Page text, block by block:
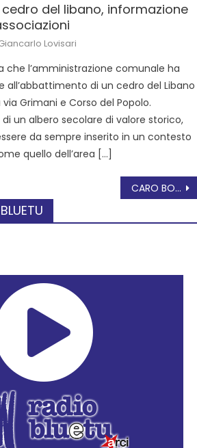
del libano, informazione
Lovisari
che l’amministrazione comunale ha
all’abbattimento di un cedro del Libano
Grimani e Corso del Popolo.
un albero secolare di valore storico,
da sempre inserito in un contesto
quello dell’area […]
CARO BOLLETTE: IL NUOVO GOVERNO DOVREBBE EROGARE SOSTEGNI PER ALMENO 35 MILIARDI